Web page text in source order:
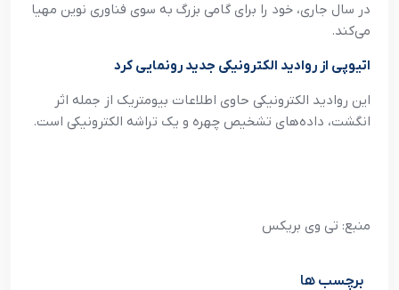
در سال جاری، خود را برای گامی بزرگ به سوی فناوری نوین مهیا
می‌کند.
اتیوپی از روادید الکترونیکی جدید رونمایی کرد
این روادید الکترونیکی حاوی اطلاعات بیومتریک از جمله اثر
انگشت، داده‌های تشخیص چهره و یک تراشه الکترونیکی است.
منبع: تی وی بریکس
برچسب ها